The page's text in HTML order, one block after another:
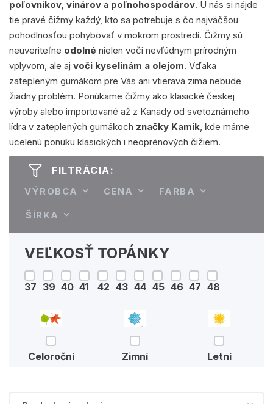
poľovníkov, vinárov a poľnohospodárov. U nás si nájde
tie pravé čižmy každý, kto sa potrebuje s čo najväčšou
pohodlnosťou pohybovať v mokrom prostredí. Čižmy sú
neuveriteľne odolné nielen voči nevľúdnym prírodným
vplyvom, ale aj voči kyselinám a olejom. Vďaka
zatepleným gumákom pre Vás ani vtieravá zima nebude
žiadny problém. Ponúkame čižmy ako klasické českej
výroby alebo importované až z Kanady od svetoznámeho
lídra v zateplených gumákoch značky Kamik, kde máme
ucelenú ponuku klasických i neoprénových čižiem.
FILTRÁCIA:
VÝROBCA CENA FARBA
ŠÍRKA
VEĽKOSŤ TOPÁNKY
37 39 40 41 42 43 44 45 46 47 48
Celoroční Zimní Letní